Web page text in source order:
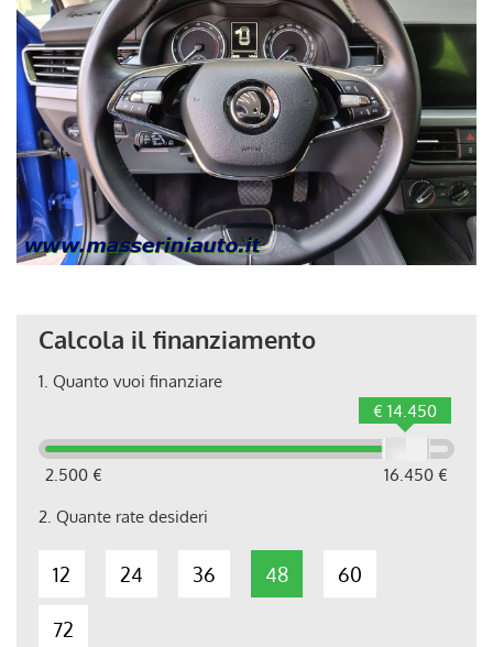
Calcola il finanziamento
1. Quanto vuoi finanziare
2.500 € 16.450 €
€ 14.450
2. Quante rate desideri
12 24 36 48 60
72